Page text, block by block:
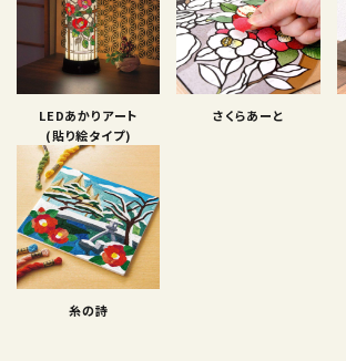
LEDあかりアート
(貼り絵タイプ)
さくらあーと
糸の詩